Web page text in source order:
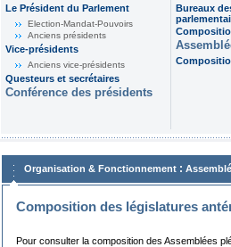
Le Président du Parlement
Election-Mandat-Pouvoirs
Anciens présidents
Vice-présidents
Anciens vice-présidents
Questeurs et secrétaires
Conférence des présidents
Bureaux
Organisation & Fonctionnement :
Composition des législatures
Pour consulter la composition des Assemblées